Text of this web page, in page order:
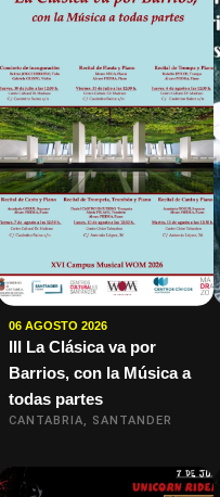
06 AGOSTO 2026
III La Clásica va por
Barrios, con la Música a
todas partes
CANTABRIA, SANTANDER